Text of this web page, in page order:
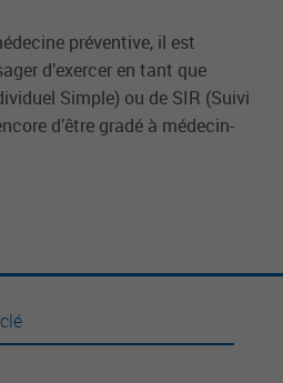
préventive, il est
d’exercer en tant que
Simple) ou de SIR (Suivi
d’être gradé à médecin-